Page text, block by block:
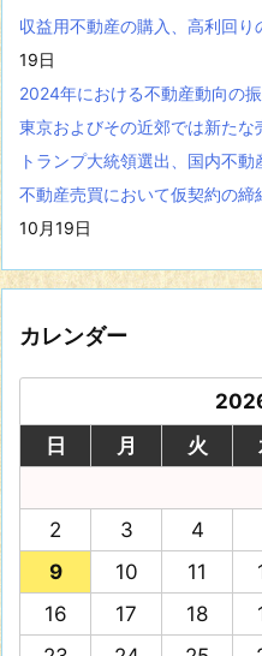
収益用不動産の購入、高利回
19日
2024年における不動産動向の
東京およびその近郊では新たな
トランプ大統領選出、国内不
不動産売買において仮契約の締
10月19日
カレンダー
日
月 火
2
3 4
9
10 11
16
17 18